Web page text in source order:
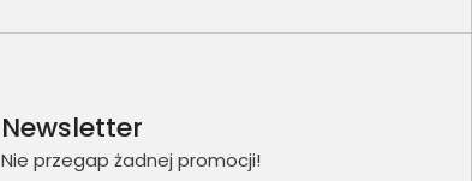
Newsletter
Nie przegap żadnej promocji!